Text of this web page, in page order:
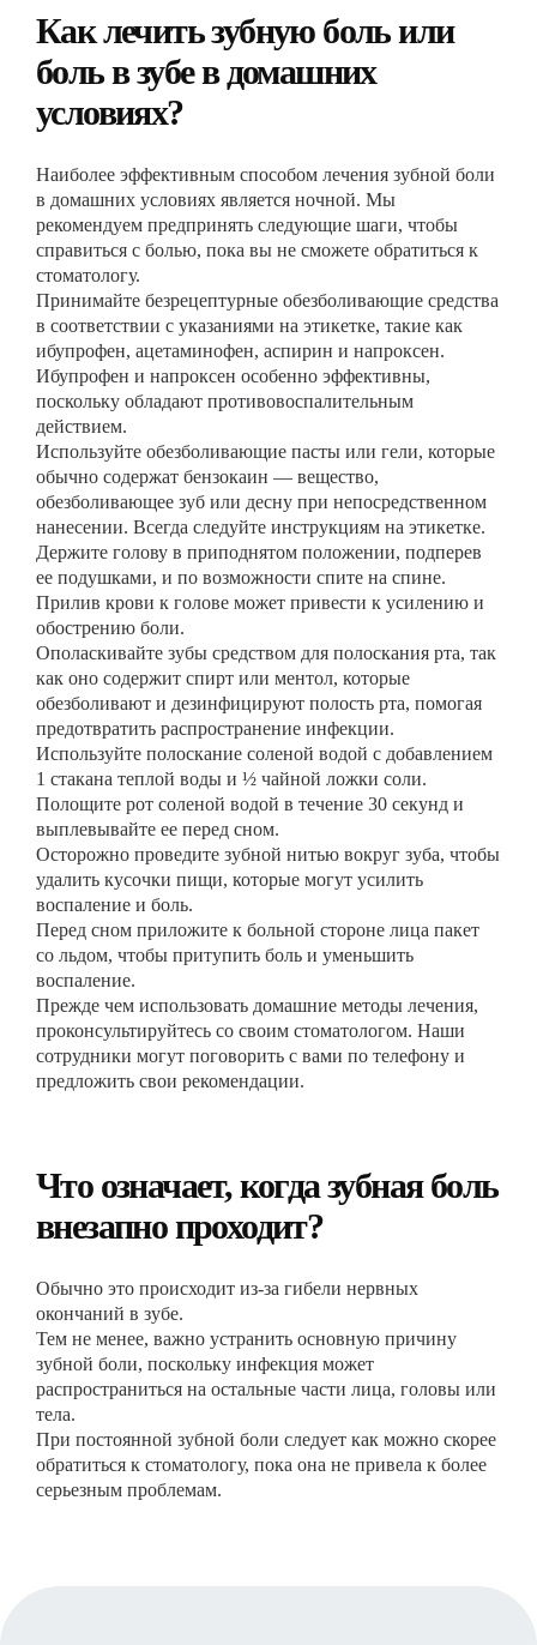
Как лечить зубную боль или
боль в зубе в домашних
условиях?
Наиболее эффективным способом лечения зубной боли
в домашних условиях является ночной. Мы
рекомендуем предпринять следующие шаги, чтобы
справиться с болью, пока вы не сможете обратиться к
стоматологу.
Принимайте безрецептурные обезболивающие средства
в соответствии с указаниями на этикетке, такие как
ибупрофен, ацетаминофен, аспирин и напроксен.
Ибупрофен и напроксен особенно эффективны,
поскольку обладают противовоспалительным
действием.
Используйте обезболивающие пасты или гели, которые
обычно содержат бензокаин — вещество,
обезболивающее зуб или десну при непосредственном
нанесении. Всегда следуйте инструкциям на этикетке.
Держите голову в приподнятом положении, подперев
ее подушками, и по возможности спите на спине.
Прилив крови к голове может привести к усилению и
обострению боли.
Ополаскивайте зубы средством для полоскания рта, так
как оно содержит спирт или ментол, которые
обезболивают и дезинфицируют полость рта, помогая
предотвратить распространение инфекции.
Используйте полоскание соленой водой с добавлением
1 стакана теплой воды и ½ чайной ложки соли.
Полощите рот соленой водой в течение 30 секунд и
выплевывайте ее перед сном.
Осторожно проведите зубной нитью вокруг зуба, чтобы
удалить кусочки пищи, которые могут усилить
воспаление и боль.
Перед сном приложите к больной стороне лица пакет
со льдом, чтобы притупить боль и уменьшить
воспаление.
Прежде чем использовать домашние методы лечения,
проконсультируйтесь со своим стоматологом. Наши
сотрудники могут поговорить с вами по телефону и
предложить свои рекомендации.
Что означает, когда зубная боль
внезапно проходит?
Обычно это происходит из-за гибели нервных
окончаний в зубе.
Тем не менее, важно устранить основную причину
зубной боли, поскольку инфекция может
распространиться на остальные части лица, головы или
тела.
При постоянной зубной боли следует как можно скорее
обратиться к стоматологу, пока она не привела к более
серьезным проблемам.